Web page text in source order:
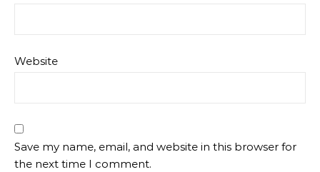
Website
Save my name, email, and website in this browser for
the next time I comment.